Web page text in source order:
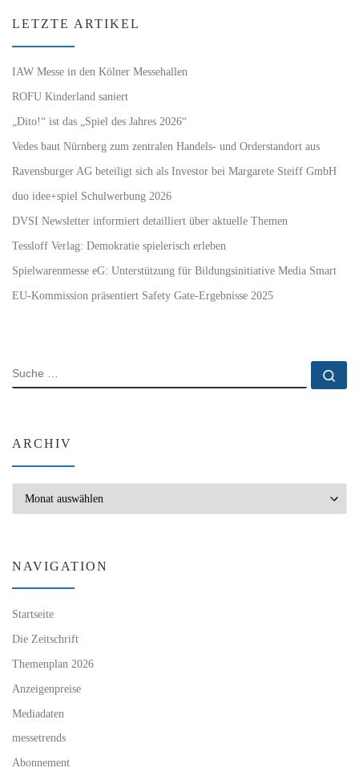
LETZTE ARTIKEL
IAW Messe in den Kölner Messehallen
ROFU Kinderland saniert
„Dito!“ ist das „Spiel des Jahres 2026“
Vedes baut Nürnberg zum zentralen Handels- und Orderstandort aus
Ravensburger AG beteiligt sich als Investor bei Margarete Steiff GmbH
duo idee+spiel Schulwerbung 2026
DVSI Newsletter informiert detailliert über aktuelle Themen
Tessloff Verlag: Demokratie spielerisch erleben
Spielwarenmesse eG: Unterstützung für Bildungsinitiative Media Smart
EU-Kommission präsentiert Safety Gate-Ergebnisse 2025
SUCHE
ARCHIV
NAVIGATION
Startseite
Die Zeitschrift
Themenplan 2026
Anzeigenpreise
Mediadaten
messetrends
Abonnement